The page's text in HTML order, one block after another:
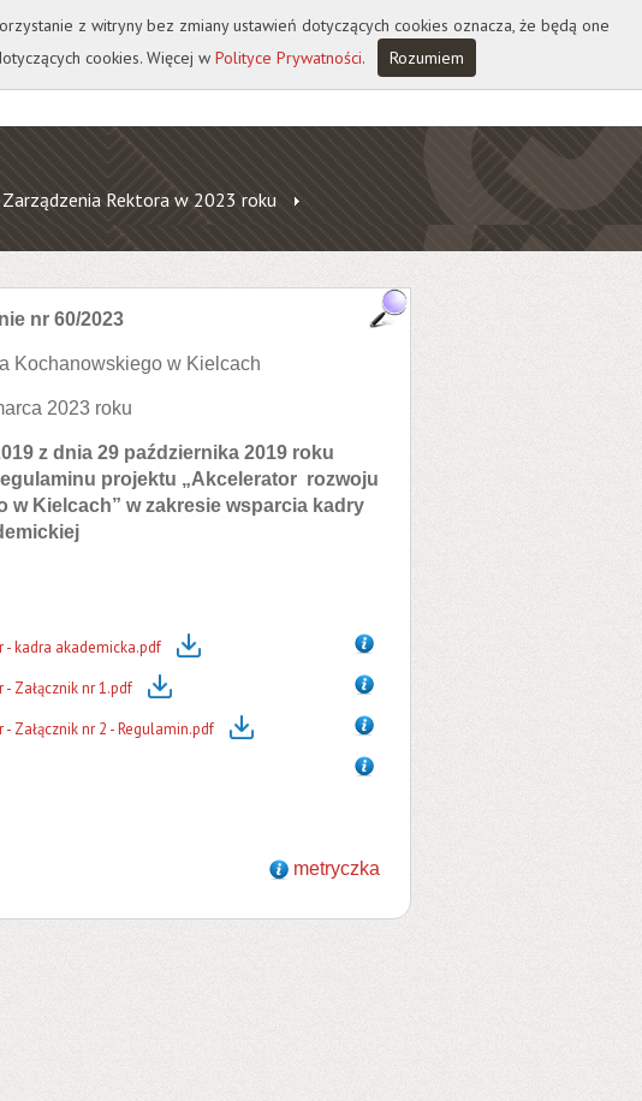
A
Zarządzenia Rektora w 2023 roku
nr 60/2023
Kochanowskiego w Kielcach
2023 roku
z dnia 29 października 2019 roku
projektu „Akcelerator rozwoju
Kielcach” w zakresie wsparcia kadry
- kadra akademicka.pdf
Załącznik nr 1.pdf
Załącznik nr 2 - Regulamin.pdf
metryczka
z witryny bez zmiany ustawień dotyczących cookies oznacza, że będą one
cookies. Więcej w Polityce Prywatności. Rozumiem